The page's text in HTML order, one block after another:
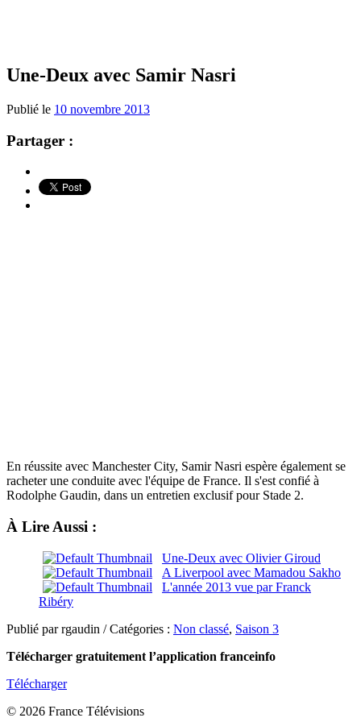
Une-Deux avec Samir Nasri
Publié le 10 novembre 2013
Partager :
En réussite avec Manchester City, Samir Nasri espère également se
racheter une conduite avec l'équipe de France. Il s'est confié à
Rodolphe Gaudin, dans un entretien exclusif pour Stade 2.
À Lire Aussi :
Une-Deux avec Olivier Giroud
A Liverpool avec Mamadou Sakho
L'année 2013 vue par Franck
Ribéry
Publié par rgaudin / Catégories : Non classé, Saison 3
Télécharger gratuitement l’application franceinfo
Télécharger
© 2026 France Télévisions